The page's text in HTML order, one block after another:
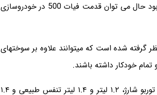
نزدیک به ۴ میلیون نسخه، پرفروش ترین خودروی تاریخ ایتالیا بود حال می توان قدمت فیات 500 در خودروسازی
های مختلف برای فیات 500 جدید در نظر گرفته شده است که میتوانند علاوه بر سوختهای
پیشرانه های بنزینی فیات 500، شامل نمونه های ۹۰۰ سی سی توربو شارژ، ۱.۲ لیتر و ۱.۴ لیتر تنفس طبیعی و ۱.۴